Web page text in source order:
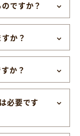
ですか？
か？
か？
必要です